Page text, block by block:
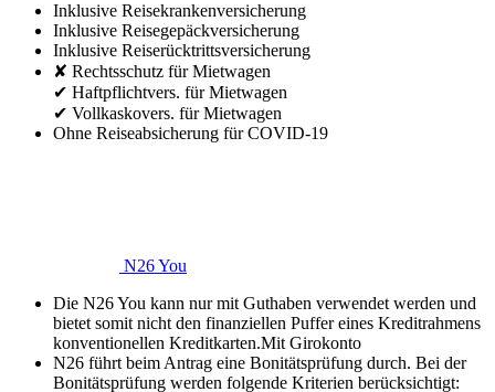
Inklusive Reisekrankenversicherung
Inklusive Reisegepäckversicherung
Inklusive Reiserücktrittsversicherung
✘ Rechtsschutz für Mietwagen
✔ Haftpflichtvers. für Mietwagen
✔ Vollkaskovers. für Mietwagen
Ohne Reiseabsicherung für COVID-19
N26 You
Die N26 You kann nur mit Guthaben verwendet werden und
bietet somit nicht den finanziellen Puffer eines Kreditrahmens
konventionellen Kreditkarten.Mit Girokonto
N26 führt beim Antrag eine Bonitätsprüfung durch. Bei der
Bonitätsprüfung werden folgende Kriterien berücksichtigt: